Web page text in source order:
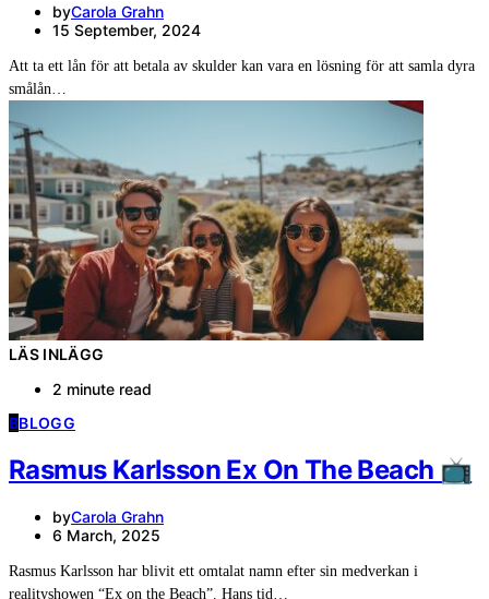
byCarola Grahn
15 September, 2024
Att ta ett lån för att betala av skulder kan vara en lösning för att samla dyra
smålån…
LÄS INLÄGG
2 minute read
BBLOGG
Rasmus Karlsson Ex On The Beach 📺
byCarola Grahn
6 March, 2025
Rasmus Karlsson har blivit ett omtalat namn efter sin medverkan i
realityshowen “Ex on the Beach”. Hans tid…